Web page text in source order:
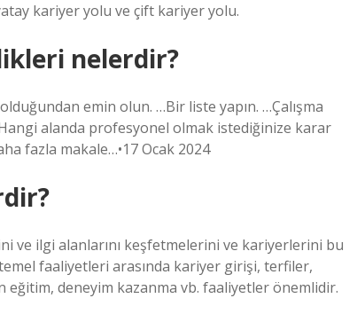
kariyer yolu ve çift kariyer yolu.
nelerdir?
emin olun. …Bir liste yapın. …Çalışma
alanda profesyonel olmak istediğinize karar
fazla makale…•17 Ocak 2024
ve ilgi alanlarını keşfetmelerini ve kariyerlerini bu
faaliyetleri arasında kariyer girişi, terfiler,
deneyim kazanma vb. faaliyetler önemlidir.